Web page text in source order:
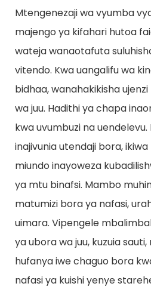
Mtengenezaji wa vyumba
majengo ya kifahari hutoa
wateja wanaotafuta
vitendo. Kwa uangalifu wa
bidhaa, wanahakikisha
wa juu. Hadithi ya chapa
kwa uvumbuzi na
inajivunia utendaji bora,
miundo inayoweza
ya mtu binafsi. Mambo
matumizi bora ya nafasi,
uimara. Vipengele
ya ubora wa juu, kuzuia
hufanya iwe chaguo bora
nafasi ya kuishi yenye